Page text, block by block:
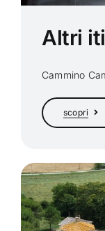
Altri
Cammino
scopri